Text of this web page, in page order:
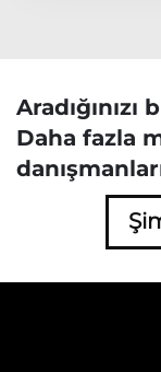
Aradığınızı
Daha fazla